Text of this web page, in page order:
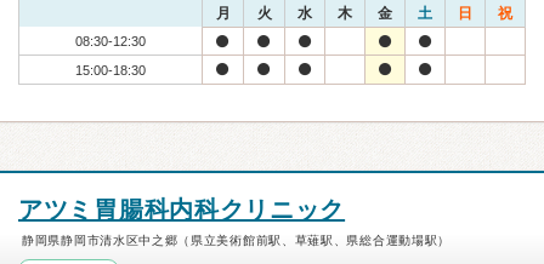
月 火 水 木 金 土 日 祝
08:30-12:30
15:00-18:30
アツミ胃腸科内科クリニック
静岡県静岡市清水区中之郷（県立美術館前駅、草薙駅、県総合運動場駅）